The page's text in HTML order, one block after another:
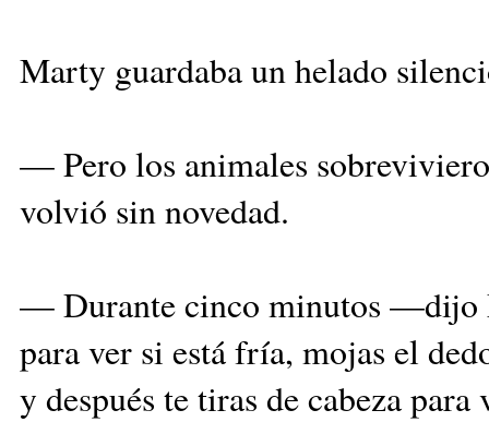
Marty guardaba un helado
— Pero los animales
volvió sin novedad.
— Durante cinco minutos —dijo
para ver si está fría, mojas el
y después te tiras de cabeza para